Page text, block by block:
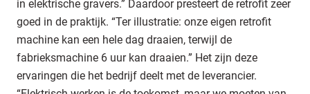
in elektrische gravers.” Daardoor presteert de retrofit zeer
goed in de praktijk. “Ter illustratie: onze eigen retrofit
machine kan een hele dag draaien, terwijl de
fabrieksmachine 6 uur kan draaien.” Het zijn deze
ervaringen die het bedrijf deelt met de leverancier.